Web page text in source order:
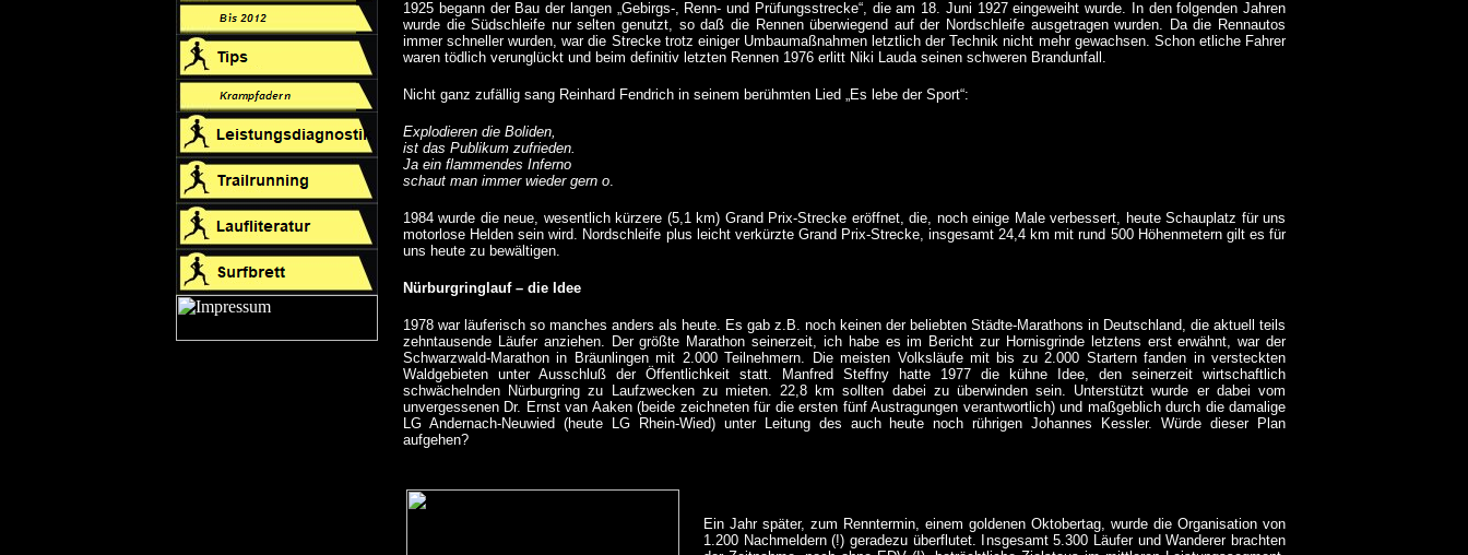
1925 begann der Bau der langen „Gebirgs-, Renn- und Prüfungsstrecke“, die am 18. Juni 1927 eingeweiht wurde. In den folgenden Jahren
wurde die Südschleife nur selten genutzt, so daß die Rennen überwiegend auf der Nordschleife ausgetragen wurden. Da die Rennautos
immer schneller wurden, war die Strecke trotz einiger Umbaumaßnahmen letztlich der Technik nicht mehr gewachsen. Schon etliche Fahrer
waren tödlich verunglückt und beim definitiv letzten Rennen 1976 erlitt Niki Lauda seinen schweren Brandunfall.
Nicht ganz zufällig sang Reinhard Fendrich in seinem berühmten Lied „Es lebe der Sport“:
Explodieren die Boliden,
ist das Publikum zufrieden.
Ja ein flammendes Inferno
schaut man immer wieder gern o.
1984 wurde die neue, wesentlich kürzere (5,1 km) Grand Prix-Strecke eröffnet, die, noch einige Male verbessert, heute Schauplatz für uns
motorlose Helden sein wird. Nordschleife plus leicht verkürzte Grand Prix-Strecke, insgesamt 24,4 km mit rund 500 Höhenmetern gilt es für
uns heute zu bewältigen.
Nürburgringlauf – die Idee
1978 war läuferisch so manches anders als heute. Es gab z.B. noch keinen der beliebten Städte-Marathons in Deutschland, die aktuell teils
zehntausende Läufer anziehen. Der größte Marathon seinerzeit, ich habe es im Bericht zur Hornisgrinde letztens erst erwähnt, war der
Schwarzwald-Marathon in Bräunlingen mit 2.000 Teilnehmern. Die meisten Volksläufe mit bis zu 2.000 Startern fanden in versteckten
Waldgebieten unter Ausschluß der Öffentlichkeit statt. Manfred Steffny hatte 1977 die kühne Idee, den seinerzeit wirtschaftlich
schwächelnden Nürburgring zu Laufzwecken zu mieten. 22,8 km sollten dabei zu überwinden sein. Unterstützt wurde er dabei vom
unvergessenen Dr. Ernst van Aaken (beide zeichneten für die ersten fünf Austragungen verantwortlich) und maßgeblich durch die damalige
LG Andernach-Neuwied (heute LG Rhein-Wied) unter Leitung des auch heute noch rührigen Johannes Kessler. Würde dieser Plan
aufgehen?
Ein Jahr später, zum Renntermin, einem goldenen Oktobertag, wurde die Organisation von
1.200 Nachmeldern (!) geradezu überflutet. Insgesamt 5.300 Läufer und Wanderer brachten